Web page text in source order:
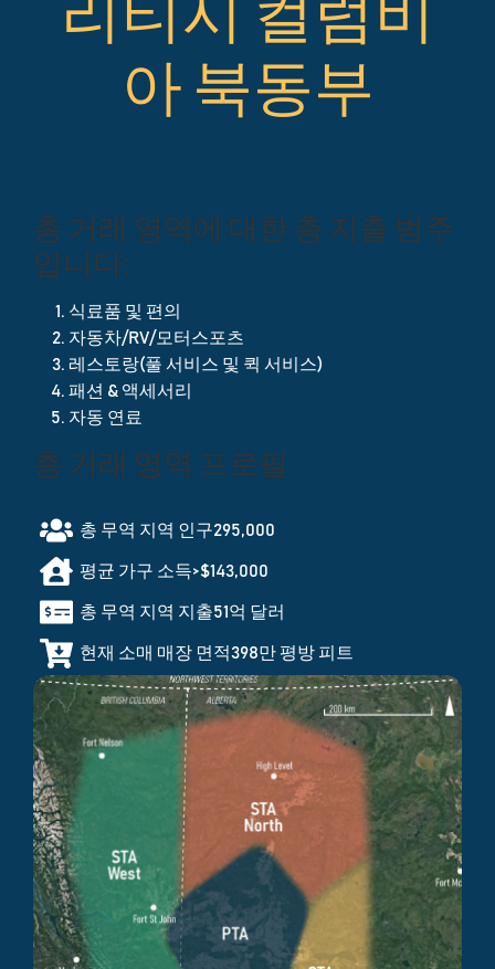
리티시 컬럼비
아 북동부
총 거래 영역에 대한 총 지출 범주
입니다:
식료품 및 편의
자동차/RV/모터스포츠
레스토랑(풀 서비스 및 퀵 서비스)
패션 & 액세서리
자동 연료
총 거래 영역 프로필
총 무역 지역 인구295,000
평균 가구 소득>$143,000
총 무역 지역 지출51억 달러
현재 소매 매장 면적398만 평방 피트